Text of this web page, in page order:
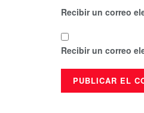
Recibir un correo
Recibir un correo